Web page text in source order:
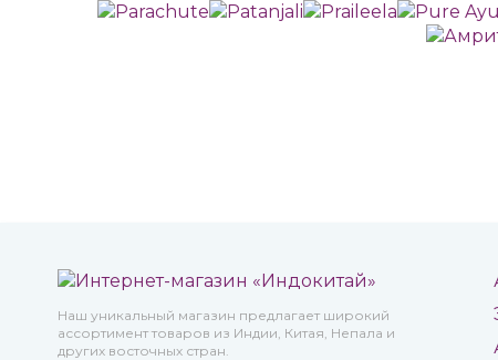
Наш уникальный магазин предлагает широкий
ассортимент товаров из Индии, Китая, Непала и
других восточных стран.